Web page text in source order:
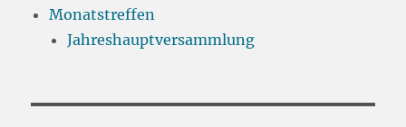
Monatstreffen
Jahreshauptversammlung